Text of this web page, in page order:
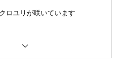
クロユリが咲いています